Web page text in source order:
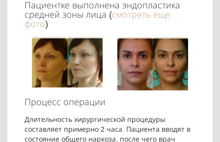
Пациентке выполнена эндопластика
средней зоны лица (смотреть еще
фото)
Процесс операции
Длительность хирургической процедуры
составляет примерно 2 часа. Пациента вводят в
состояние общего наркоза, после чего врач